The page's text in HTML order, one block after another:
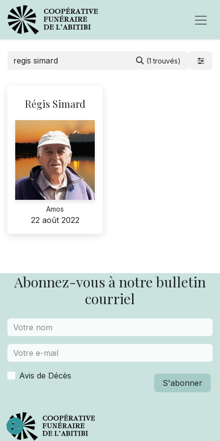
(1 trouvés)
Régis Simard
Amos
22 août 2022
Abonnez-vous à notre bulletin
courriel
Avis de Décès
S'abonner